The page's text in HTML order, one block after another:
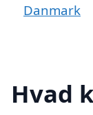
Danmark
Hvad